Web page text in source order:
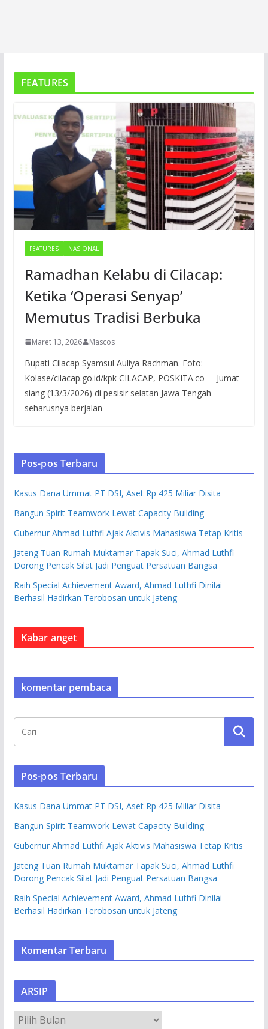
FEATURES
FEATURES NASIONAL
Ramadhan Kelabu di Cilacap:
Ketika ‘Operasi Senyap’
Memutus Tradisi Berbuka
Maret 13, 2026 Mascos
Bupati Cilacap Syamsul Auliya Rachman. Foto:
Kolase/cilacap.go.id/kpk CILACAP, POSKITA.co – Jumat
siang (13/3/2026) di pesisir selatan Jawa Tengah
seharusnya berjalan
Pos-pos Terbaru
Kasus Dana Ummat PT DSI, Aset Rp 425 Miliar Disita
Bangun Spirit Teamwork Lewat Capacity Building
Gubernur Ahmad Luthfi Ajak Aktivis Mahasiswa Tetap Kritis
Jateng Tuan Rumah Muktamar Tapak Suci, Ahmad Luthfi
Dorong Pencak Silat Jadi Penguat Persatuan Bangsa
Raih Special Achievement Award, Ahmad Luthfi Dinilai
Berhasil Hadirkan Terobosan untuk Jateng
Kabar anget
komentar pembaca
Pos-pos Terbaru
Kasus Dana Ummat PT DSI, Aset Rp 425 Miliar Disita
Bangun Spirit Teamwork Lewat Capacity Building
Gubernur Ahmad Luthfi Ajak Aktivis Mahasiswa Tetap Kritis
Jateng Tuan Rumah Muktamar Tapak Suci, Ahmad Luthfi
Dorong Pencak Silat Jadi Penguat Persatuan Bangsa
Raih Special Achievement Award, Ahmad Luthfi Dinilai
Berhasil Hadirkan Terobosan untuk Jateng
Komentar Terbaru
ARSIP